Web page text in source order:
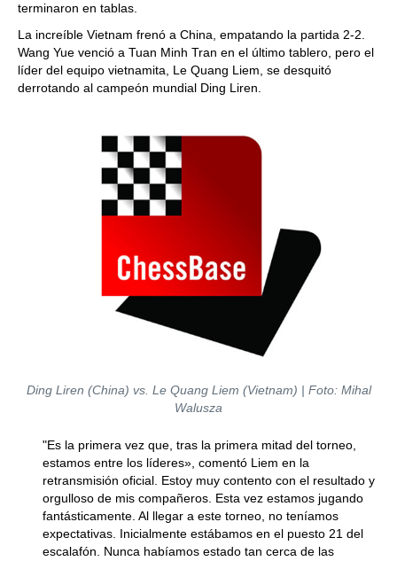
terminaron en tablas.
La increíble Vietnam frenó a China, empatando la partida 2-2.
Wang Yue venció a Tuan Minh Tran en el último tablero, pero el
líder del equipo vietnamita, Le Quang Liem, se desquitó
derrotando al campeón mundial Ding Liren.
Ding Liren (China) vs. Le Quang Liem (Vietnam) | Foto: Mihal
Walusza
"Es la primera vez que, tras la primera mitad del torneo,
estamos entre los líderes», comentó Liem en la
retransmisión oficial. Estoy muy contento con el resultado y
orgulloso de mis compañeros. Esta vez estamos jugando
fantásticamente. Al llegar a este torneo, no teníamos
expectativas. Inicialmente estábamos en el puesto 21 del
escalafón. Nunca habíamos estado tan cerca de las